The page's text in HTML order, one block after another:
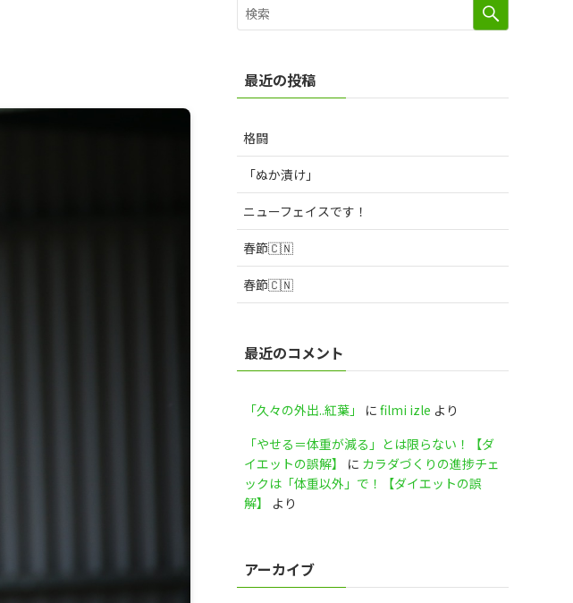
最近の投稿
格闘
「ぬか漬け」
ニューフェイスです！
春節🇨🇳
春節🇨🇳
最近のコメント
「久々の外出..紅葉」 に filmi izle より
「やせる＝体重が減る」とは限らない！【ダ
イエットの誤解】
に カラダづくりの進捗チェ
ックは「体重以外」で！【ダイエットの誤
解】
より
アーカイブ